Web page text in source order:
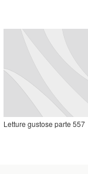
Letture gustose parte 557